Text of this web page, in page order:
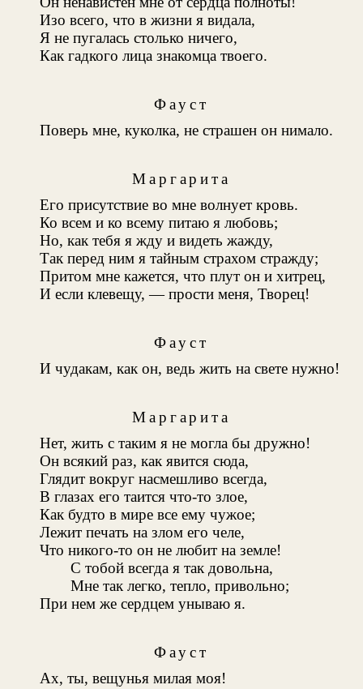
Изо всего, что в жизни я видала,
Я не пугалась столько ничего,
Как гадкого лица знакомца твоего.
Фауст
Поверь мне, куколка, не страшен он нимало.
Маргарита
Его присутствие во мне волнует кровь.
Ко всем и ко всему питаю я любовь;
Но, как тебя я жду и видеть жажду,
Так перед ним я тайным страхом стражду;
Притом мне кажется, что плут он и хитрец,
И если клевещу, — прости меня, Творец!
Фауст
И чудакам, как он, ведь жить на свете нужно!
Маргарита
Нет, жить с таким я не могла бы дружно!
Он всякий раз, как явится сюда,
Глядит вокруг насмешливо всегда,
В глазах его таится что-то злое,
Как будто в мире все ему чужое;
Лежит печать на злом его челе,
Что никого-то он не любит на земле!
С тобой всегда я так довольна,
Мне так легко, тепло, привольно;
При нем же сердцем унываю я.
Фауст
Ах, ты, вещунья милая моя!